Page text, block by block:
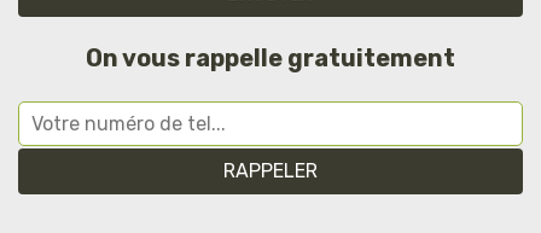
On vous rappelle gratuitement